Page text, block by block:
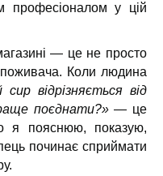
професіоналом у цій
— це не просто
Коли людина
відрізняється від
поєднати?»— це
я пояснюю, показую,
починає сприймати